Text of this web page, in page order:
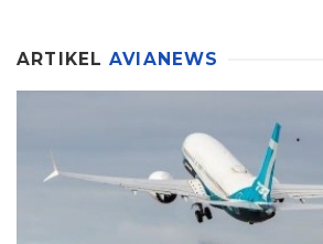
ARTIKEL AVIANEWS